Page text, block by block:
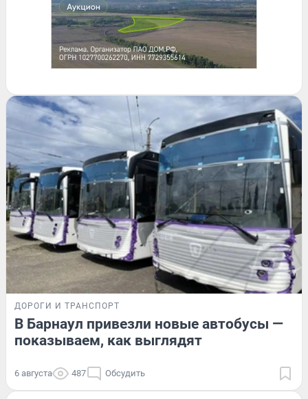
ДОРОГИ И ТРАНСПОРТ
В Барнаул привезли новые автобусы —
показываем, как выглядят
6 августа 487 Обсудить